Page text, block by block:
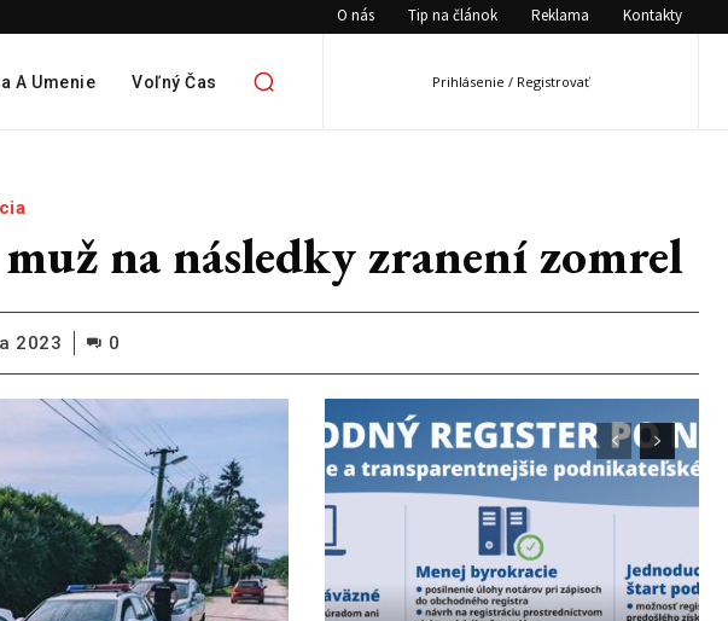
O nás Tip na článok Reklama Kontakty
A Umenie Voľný Čas Prihlásenie / Registrovať
na následky zranení zomrel
2023 0